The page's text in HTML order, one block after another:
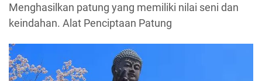
Menghasilkan patung yang memiliki nilai seni dan
keindahan. Alat Penciptaan Patung